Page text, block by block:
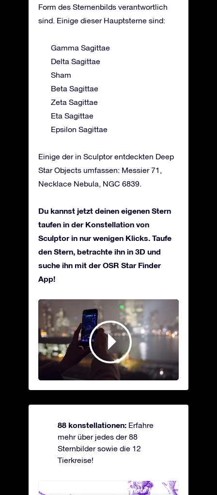
Form des Sternenbilds verantwortlich
sind. Einige dieser Hauptsterne sind:
Gamma Sagittae
Delta Sagittae
Sham
Beta Sagittae
Zeta Sagittae
Eta Sagittae
Epsilon Sagittae
Einige der in Sculptor entdeckten Deep
Star Objects umfassen: Messier 71,
Necklace Nebula, NGC 6839.
Du kannst jetzt deinen eigenen Stern
taufen in der Konstellation von
Sculptor in nur wenigen Klicks. Taufe
den Stern, betrachte ihn in 3D und
suche ihn mit der OSR Star Finder
App!
88 konstellationen: Erfahre
mehr über jedes der 88
Sternbilder sowie die 12
Tierkreise!
Andromeda - Die angekettete Magd